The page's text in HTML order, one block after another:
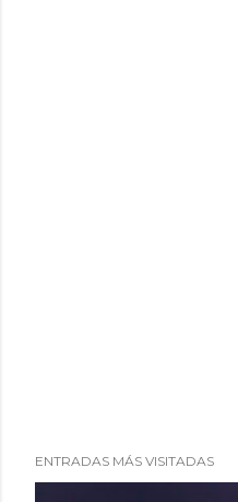
ENTRADAS MÁS VISITADAS